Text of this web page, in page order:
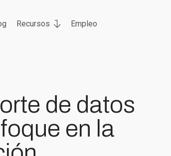
Recursos Empleo
de datos
en la